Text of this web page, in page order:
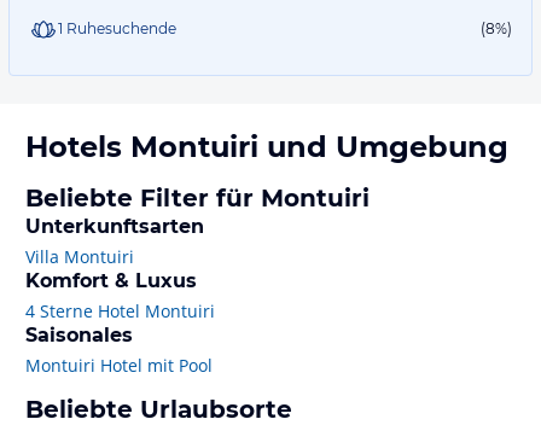
1 Ruhesuchende (8%)
Hotels Montuiri und Umgebung
Beliebte Filter für Montuiri
Unterkunftsarten
Villa Montuiri
Komfort & Luxus
4 Sterne Hotel Montuiri
Saisonales
Montuiri Hotel mit Pool
Beliebte Urlaubsorte